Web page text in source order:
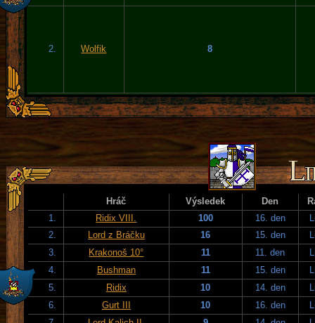
2. Wolfik 8
Hráč Výsledek Den
1.
Ridix VIII. 100 16. den
2.
Lord z Bráčku 16 15. den
3.
Krakonoš 10° 11 11. den
4.
Bushman 11 15. den
5.
Ridix 10 14. den
6.
Gurt III 10 16. den